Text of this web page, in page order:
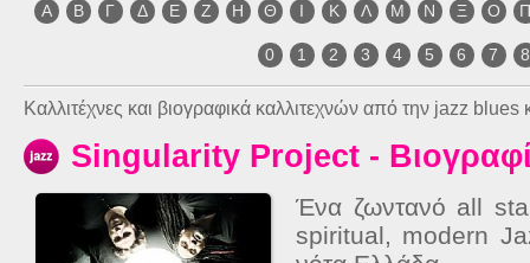
Α Β Γ Δ Ε Ζ Η Θ Ι Κ Λ Μ Ν Ξ Ο
0 1 2 3 4 5 6 7 8
Καλλιτέχνες και βιογραφικά καλλιτεχνών από την jazz blues
Singularity Project -
Ένα ζωντανό all
spiritual, modern